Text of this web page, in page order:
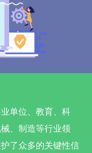
单位、教育、科
、制造等行业领
了众多的关键性信